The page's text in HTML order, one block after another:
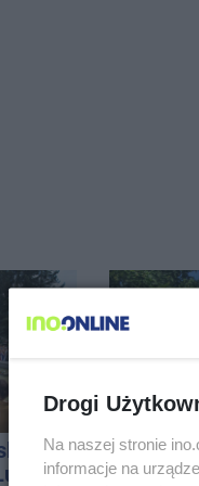
Miasto
Drogi
Na naszej stronie
informacje na